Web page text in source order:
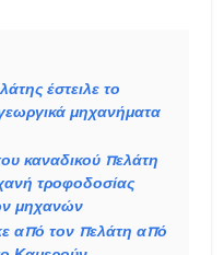
έστειλε το
μηχανήματα
καναδικού πελάτη
τροφοδοσίας
μηχανών
από τον πελάτη από